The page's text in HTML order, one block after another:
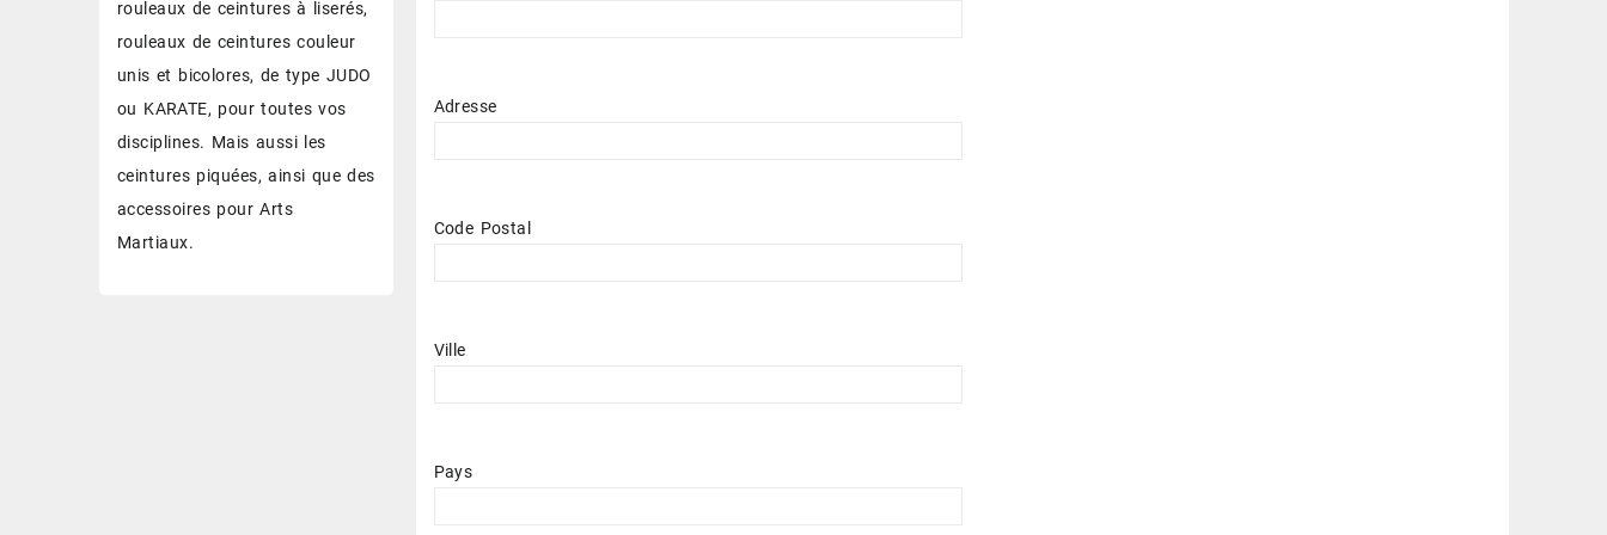
Adresse
Code Postal
Ville
Pays
rouleaux de ceintures à liserés,
rouleaux de ceintures couleur
unis et bicolores, de type JUDO
ou KARATE, pour toutes vos
disciplines. Mais aussi les
ceintures piquées, ainsi que des
accessoires pour Arts
Martiaux.